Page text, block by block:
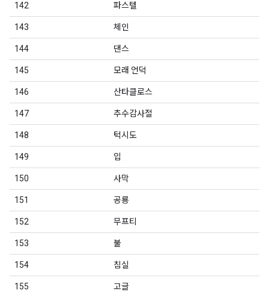
142 파스텔
143 체인
144 댄스
145 모래 언덕
146 산타클로스
147 추수감사절
148 턱시도
149 입
150 사막
151 공룡
152 무프티
153 불
154 침실
155 고글